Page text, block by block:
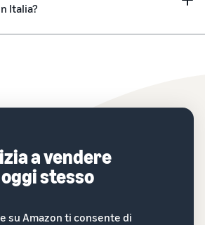
Italia?
a vendere
oggi stesso
su Amazon ti consente di